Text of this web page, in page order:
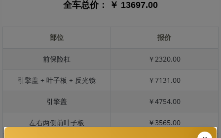
全车总价： ￥ 13697.00
部位 报价
前保险杠 ￥2320.00
引擎盖 + 叶子板 + 反光镜 ￥7131.00
引擎盖 ￥4754.00
左右两侧前叶子板 ￥3565.00